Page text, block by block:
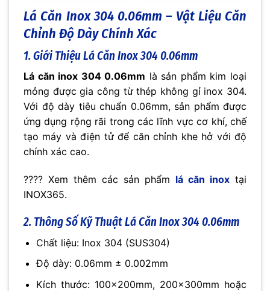
Lá Căn Inox 304 0.06mm – Vật Liệu Căn
Chỉnh Độ Dày Chính Xác
1. Giới Thiệu Lá Căn Inox 304 0.06mm
Lá căn inox 304 0.06mm là sản phẩm kim loại
mỏng được gia công từ thép không gỉ inox 304.
Với độ dày tiêu chuẩn 0.06mm, sản phẩm được
ứng dụng rộng rãi trong các lĩnh vực cơ khí, chế
tạo máy và điện tử để căn chỉnh khe hở với độ
chính xác cao.
???? Xem thêm các sản phẩm lá căn inox tại
INOX365.
2. Thông Số Kỹ Thuật Lá Căn Inox 304 0.06mm
Chất liệu: Inox 304 (SUS304)
Độ dày: 0.06mm ± 0.002mm
Kích thước: 100x200mm, 200x300mm hoặc